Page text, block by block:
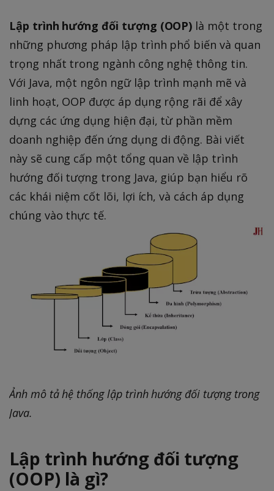
Lập trình hướng đối tượng (OOP) là một trong
những phương pháp lập trình phổ biến và quan
trọng nhất trong ngành công nghệ thông tin.
Với Java, một ngôn ngữ lập trình mạnh mẽ và
linh hoạt, OOP được áp dụng rộng rãi để xây
dựng các ứng dụng hiện đại, từ phần mềm
doanh nghiệp đến ứng dụng di động. Bài viết
này sẽ cung cấp một tổng quan về lập trình
hướng đối tượng trong Java, giúp bạn hiểu rõ
các khái niệm cốt lõi, lợi ích, và cách áp dụng
chúng vào thực tế.
Ảnh mô tả hệ thống lập trình hướng đối tượng trong
Java.
Lập trình hướng đối tượng
(OOP) là gì?